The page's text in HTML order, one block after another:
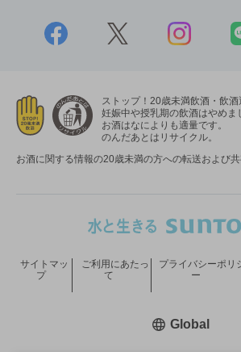
ストップ！20歳未満飲酒・飲酒
妊娠中や授乳期の飲酒はやめま
お酒はなによりも適量です。
のんだあとはリサイクル。
お酒に関する情報の20歳未満の方への転送および共
サイトマッ
プ
ご利用にあたっ
て
プライバシーポリ
ー
Global新し